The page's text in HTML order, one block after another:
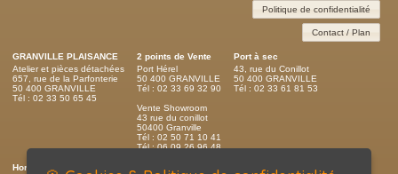
Politique de confidentialité
Contact / Plan
GRANVILLE PLAISANCE
Atelier et pièces détachées
657, rue de la Parfonterie
50 400 GRANVILLE
Tél : 02 33 50 65 45
2 points de Vente
Port Hérel
50 400 GRANVILLE
Tél : 02 33 69 32 90
Vente Showroom
43 rue du conillot
50400 Granville
Tél : 02 50 71 10 41
Tél : 06 09 26 96 48
Port à sec
43, rue du Conillot
50 400 GRANVILLE
Tél : 02 33 61 81 53
Horaires d'ouverture